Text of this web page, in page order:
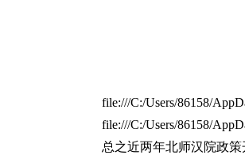
file:///C:/Users/86158/
file:///C:/Users/86158/
总之近两年北师汉院政